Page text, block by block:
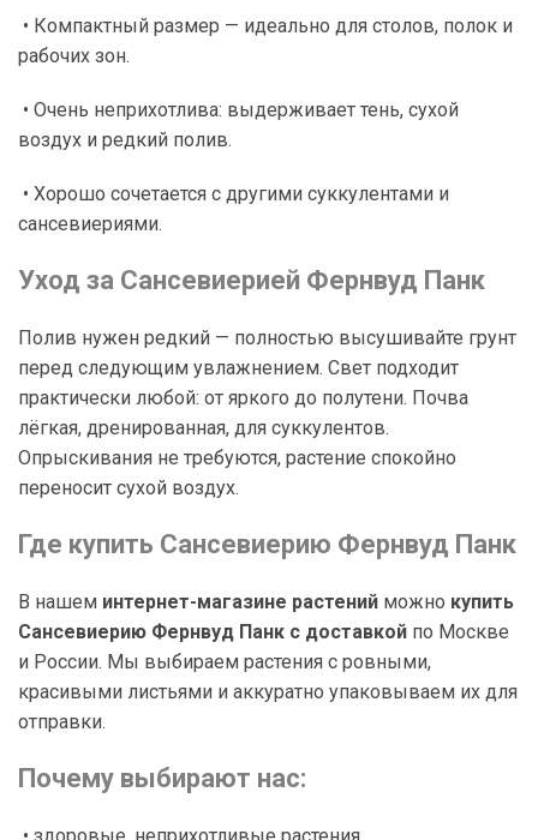
• Компактный размер — идеально для столов, полок и
рабочих зон.
• Очень неприхотлива: выдерживает тень, сухой
воздух и редкий полив.
• Хорошо сочетается с другими суккулентами и
сансевиериями.
Уход за Сансевиерией Фернвуд Панк
Полив нужен редкий — полностью высушивайте грунт
перед следующим увлажнением. Свет подходит
практически любой: от яркого до полутени. Почва
лёгкая, дренированная, для суккулентов.
Опрыскивания не требуются, растение спокойно
переносит сухой воздух.
Где купить Сансевиерию Фернвуд Панк
В нашем интернет-магазине растений можно купить
Сансевиерию Фернвуд Панк с доставкой по Москве
и России. Мы выбираем растения с ровными,
красивыми листьями и аккуратно упаковываем их для
отправки.
Почему выбирают нас:
• здоровые, неприхотливые растения